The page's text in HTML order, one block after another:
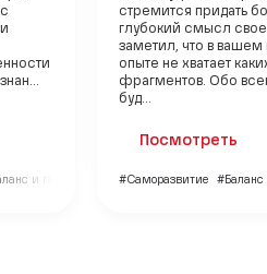
и гармония
стремится придать
глубокий смысл
заметил, что в вашем
опыте не хватает
фрагментов. Обо
буд...
Посмотреть
#Саморазвитие